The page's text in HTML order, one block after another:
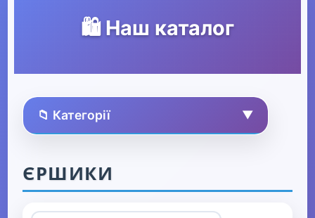
🛍️ Наш каталог
📁 Категорії ▼
▶ Спорт та захоплення
ЄРШИКИ